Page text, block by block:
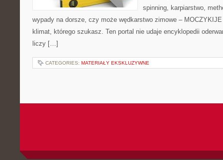
spinning, karpiarstwo,
wypady na dorsze, czy może wędkarstwo zimowe – MOCZYKIJE
klimat, którego szukasz. Ten portal nie udaje encyklopedii
liczy […]
CATEGORIES: MATERIAŁY EKSKLUZYWNE